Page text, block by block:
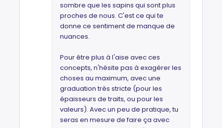
sombre que les sapins qui sont plus
proches de nous. C'est ce qui te
donne ce sentiment de manque de
nuances.
Pour être plus à l'aise avec ces
concepts, n'hésite pas à exagérer les
choses au maximum, avec une
graduation très stricte (pour les
épaisseurs de traits, ou pour les
valeurs). Avec un peu de pratique, tu
seras en mesure de faire ça avec